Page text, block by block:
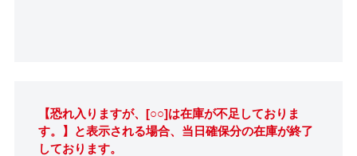
【恐れ入りますが、[○○]は在庫が不足しておりま
す。】と表示される場合、当日確保分の在庫が終了
しております。